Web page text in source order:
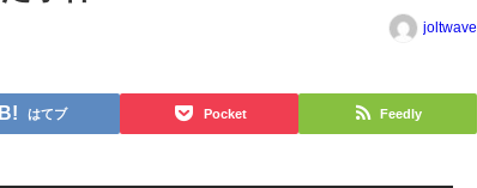
joltwave
はてブ Pocket Feedly